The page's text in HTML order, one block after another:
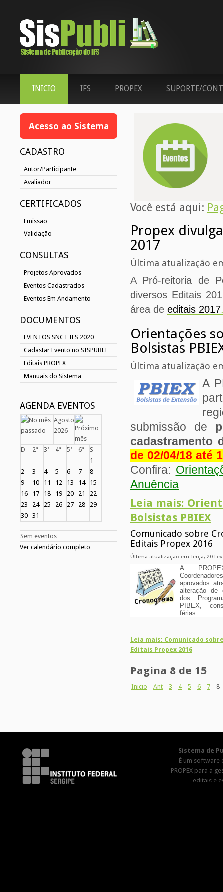
INICIO IFS PROPEX SUPORTE/
Acesso ao Sistema
CADASTRO
Autor/Participante
Avaliador
CERTIFICADOS
Emissão
Validação
CONSULTAS
Projetos Aprovados
Eventos Cadastrados
Eventos Em Andamento
DOCUMENTOS
EVENTOS SNCT IFS 2020
Cadastar Evento no SISPUBLI
Editais PROPEX
Manuais do Sistema
AGENDA EVENTOS
Agosto
2026
D 2ª 3ª 4ª 5ª 6ª
S
1
2
3 4 5 6 7
8
9
10 11 12 13 14
15
16
17 18 19 20 21
22
23
24 25 26 27 28
29
30 31
Sem eventos
Ver calendário completo
Você está aqui:
Propex
2017
Última atualização
A Pró-reitoria de
diversos Editais
área de editais 2017.
Orientações
Bolsistas
Última atualização
A
submissão de
cadastramento
de 02/04/18 até
Confira:
Anuência
Leia mais:
Bolsistas PBIEX
Comunicado sobre
Editais Propex 2016
Última atualização em Terça, 20
A
aprovados
alteração de
dos
PIBEX,
férias.
Leia mais: Comunicado
Editais Propex 2016
Pagina 8 de 15
Inicio Ant 3 4 5 6 7 8
Sistema de
É um software
PROPEX para a
editais e